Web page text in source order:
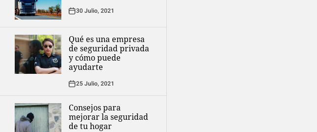
30 Julio, 2021
Qué es una empresa
de seguridad privada
y cómo puede
ayudarte
25 Julio, 2021
Consejos para
mejorar la seguridad
de tu hogar